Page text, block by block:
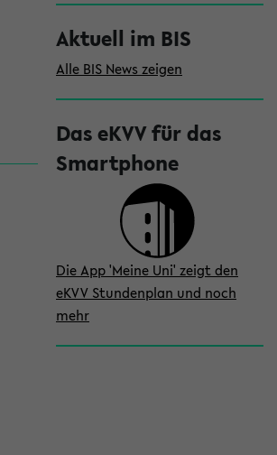
Aktuell im BIS
Alle BIS News zeigen
Das eKVV für das
Smartphone
Die App 'Meine Uni' zeigt den
eKVV Stundenplan und noch
mehr